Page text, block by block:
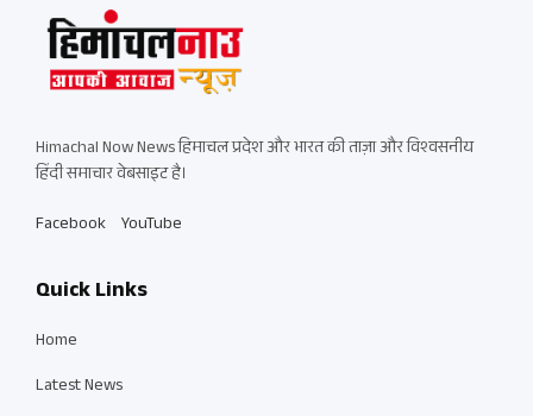
Himachal Now News हिमाचल प्रदेश और भारत की ताज़ा और विश्वसनीय
हिंदी समाचार वेबसाइट है।
Facebook YouTube
Quick Links
Home
Latest News